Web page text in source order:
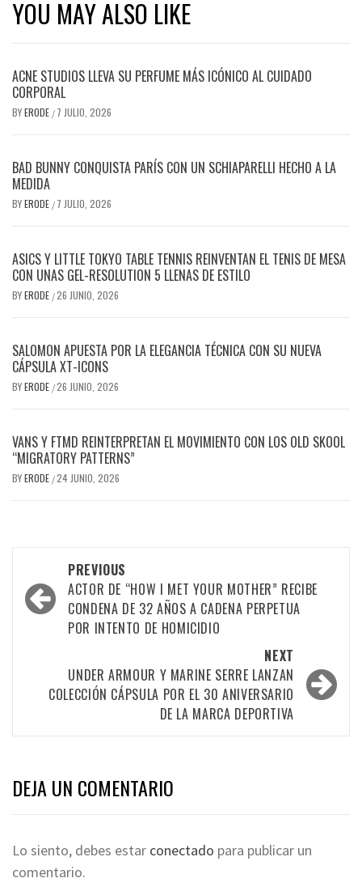
YOU MAY ALSO LIKE
ACNE STUDIOS LLEVA SU PERFUME MÁS ICÓNICO AL CUIDADO
CORPORAL
BYERODE / 7 JULIO, 2026
BAD BUNNY CONQUISTA PARÍS CON UN SCHIAPARELLI HECHO A LA
MEDIDA
BYERODE / 7 JULIO, 2026
ASICS Y LITTLE TOKYO TABLE TENNIS REINVENTAN EL TENIS DE MESA
CON UNAS GEL-RESOLUTION 5 LLENAS DE ESTILO
BYERODE /26 JUNIO, 2026
SALOMON APUESTA POR LA ELEGANCIA TÉCNICA CON SU NUEVA
CÁPSULA XT-ICONS
BYERODE /26 JUNIO, 2026
VANS Y FTMD REINTERPRETAN EL MOVIMIENTO CON LOS OLD SKOOL
“MIGRATORY PATTERNS”
BYERODE /24 JUNIO, 2026
PREVIOUS
ACTOR DE “HOW I MET YOUR MOTHER” RECIBE
CONDENA DE 32 AÑOS A CADENA PERPETUA
POR INTENTO DE HOMICIDIO
NEXT
UNDER ARMOUR Y MARINE SERRE LANZAN
COLECCIÓN CÁPSULA POR EL 30 ANIVERSARIO
DE LA MARCA DEPORTIVA
DEJA UN COMENTARIO
Lo siento, debes estar conectado para publicar un
comentario.